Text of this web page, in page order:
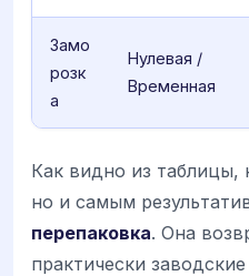
Замо
розк
а
Нулевая /
Временная
Как видно из таблицы,
но и самым
перепаковка. Она
практически